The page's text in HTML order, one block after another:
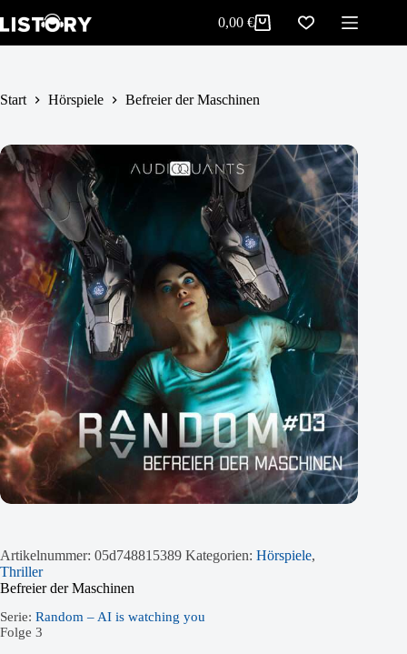
Inhalt 4,99 € In den Warenkorb
Warenkorb
0,00€
Start Hörspiele Befreier der Maschinen
Artikelnummer: 05d748815389 Kategorien: Hörspiele,
Thriller
Befreier der Maschinen
Serie: Random – AI is watching you
Folge 3